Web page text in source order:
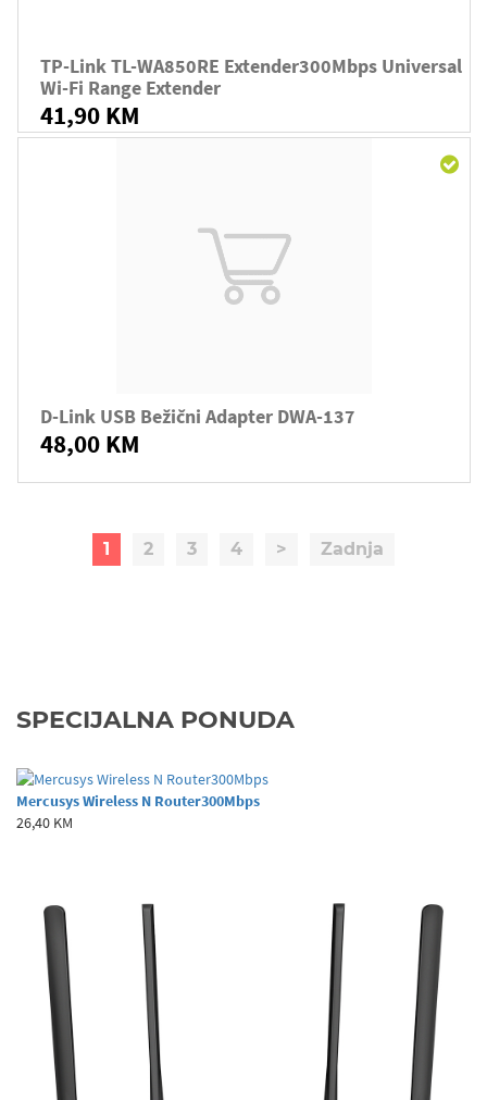
TP-Link TL-WA850RE Extender300Mbps Universal
Wi-Fi Range Extender
41,90 KM
D-Link USB Bežični Adapter DWA-137
48,00 KM
1 2 3 4 > Zadnja
SPECIJALNA PONUDA
Mercusys Wireless N Router300Mbps
26,40 KM